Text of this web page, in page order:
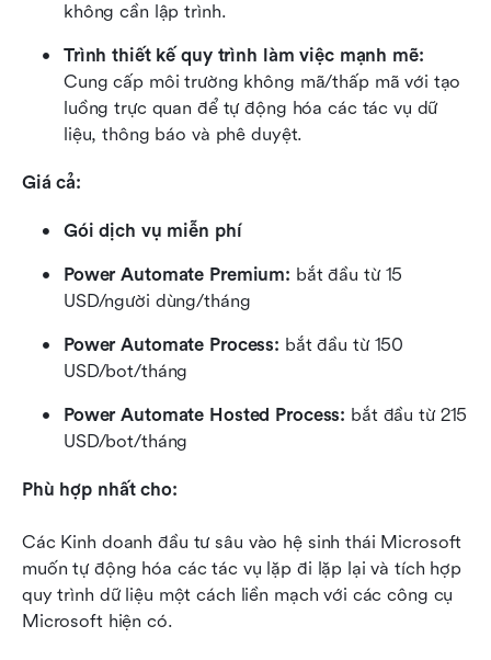
không cần lập trình.
Trình thiết kế quy trình làm việc mạnh mẽ:
Cung cấp môi trường không mã/thấp mã với tạo
luồng trực quan để tự động hóa các tác vụ dữ
liệu, thông báo và phê duyệt.
Giá cả:
Gói dịch vụ miễn phí
Power Automate Premium: bắt đầu từ 15
USD/người dùng/tháng
Power Automate Process: bắt đầu từ 150
USD/bot/tháng
Power Automate Hosted Process: bắt đầu từ 215
USD/bot/tháng
Phù hợp nhất cho:
Các Kinh doanh đầu tư sâu vào hệ sinh thái Microsoft
muốn tự động hóa các tác vụ lặp đi lặp lại và tích hợp
quy trình dữ liệu một cách liền mạch với các công cụ
Microsoft hiện có.